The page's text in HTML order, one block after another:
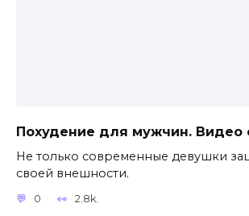
Похудение для мужчин. Видео
Не только современные девушки
своей внешности.
0 2.8k.